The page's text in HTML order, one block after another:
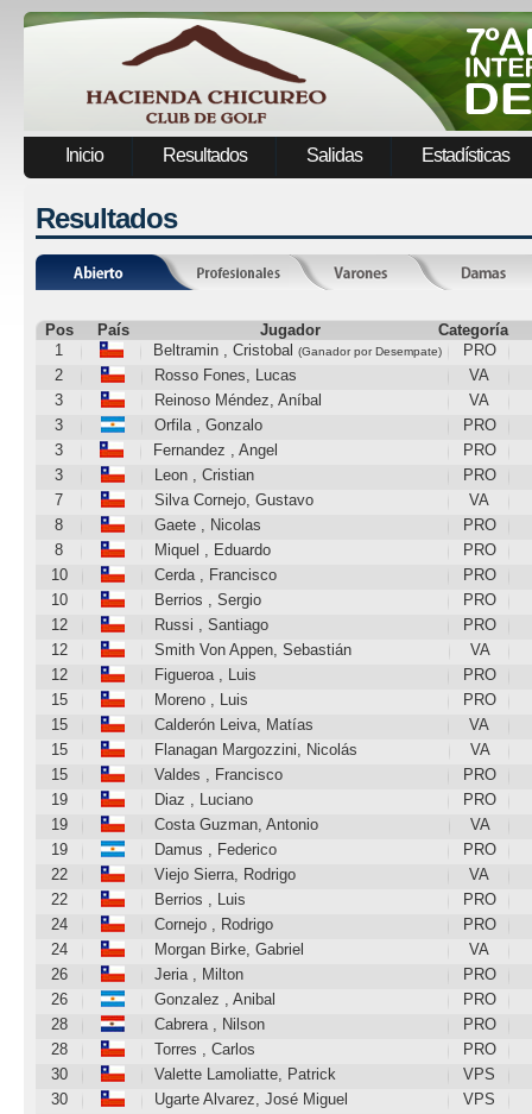
Inicio Resultados Salidas Estadísticas
Resultados
Pos País Jugador
Categoría
1
Beltramin , Cristobal (Ganador por Desempate)
PRO
2
Rosso Fones, Lucas
VA
3
Reinoso Méndez, Aníbal
VA
3
Orfila , Gonzalo
PRO
3
Fernandez , Angel
PRO
3
Leon , Cristian
PRO
7
Silva Cornejo, Gustavo
VA
8
Gaete , Nicolas
PRO
8
Miquel , Eduardo
PRO
10
Cerda , Francisco
PRO
10
Berrios , Sergio
PRO
12
Russi , Santiago
PRO
12
Smith Von Appen, Sebastián
VA
12
Figueroa , Luis
PRO
15
Moreno , Luis
PRO
15
Calderón Leiva, Matías
VA
15
Flanagan Margozzini, Nicolás
VA
15
Valdes , Francisco
PRO
19
Diaz , Luciano
PRO
19
Costa Guzman, Antonio
VA
19
Damus , Federico
PRO
22
Viejo Sierra, Rodrigo
VA
22
Berrios , Luis
PRO
24
Cornejo , Rodrigo
PRO
24
Morgan Birke, Gabriel
VA
26
Jeria , Milton
PRO
26
Gonzalez , Anibal
PRO
28
Cabrera , Nilson
PRO
28
Torres , Carlos
PRO
30
Valette Lamoliatte, Patrick
VPS
30
Ugarte Alvarez, José Miguel
VPS